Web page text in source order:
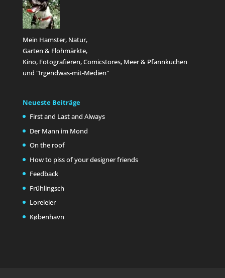
Mein Hamster, Natur,
Garten & Flohmärkte,
Kino, Fotografieren, Comicstores, Meer & Pfannkuchen
und "Irgendwas-mit-Medien"
Neueste Beiträge
First and Last and Always
Der Mann im Mond
On the roof
How to piss of your designer friends
Feedback
Frühlingsch
Loreleier
København